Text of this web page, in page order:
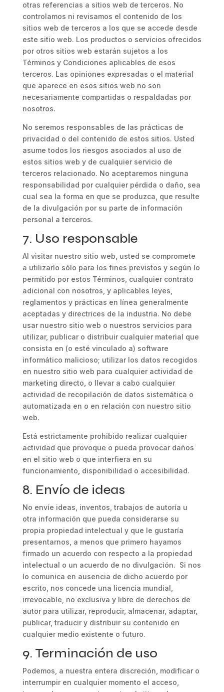
otras referencias a sitios web de terceros. No
controlamos ni revisamos el contenido de los
sitios web de terceros a los que se accede desde
este sitio web. Los productos o servicios ofrecidos
por otros sitios web estarán sujetos a los
Términos y Condiciones aplicables de esos
terceros. Las opiniones expresadas o el material
que aparece en esos sitios web no son
necesariamente compartidas o respaldadas por
nosotros.
No seremos responsables de las prácticas de
privacidad o del contenido de estos sitios. Usted
asume todos los riesgos asociados al uso de
estos sitios web y de cualquier servicio de
terceros relacionado. No aceptaremos ninguna
responsabilidad por cualquier pérdida o daño, sea
cual sea la forma en que se produzca, que resulte
de la divulgación por su parte de información
personal a terceros.
7. Uso responsable
Al visitar nuestro sitio web, usted se compromete
a utilizarlo sólo para los fines previstos y según lo
permitido por estos Términos, cualquier contrato
adicional con nosotros, y aplicables leyes,
reglamentos y prácticas en línea generalmente
aceptadas y directrices de la industria. No debe
usar nuestro sitio web o nuestros servicios para
utilizar, publicar o distribuir cualquier material que
consista en (o esté vinculado a) software
informático malicioso; utilizar los datos recogidos
en nuestro sitio web para cualquier actividad de
marketing directo, o llevar a cabo cualquier
actividad de recopilación de datos sistemática o
automatizada en o en relación con nuestro sitio
web.
Está estrictamente prohibido realizar cualquier
actividad que provoque o pueda provocar daños
en el sitio web o que interfiera en su
funcionamiento, disponibilidad o accesibilidad.
8. Envío de ideas
No envíe ideas, inventos, trabajos de autoría u
otra información que pueda considerarse su
propia propiedad intelectual y que le gustaría
presentarnos, a menos que primero hayamos
firmado un acuerdo con respecto a la propiedad
intelectual o un acuerdo de no divulgación. Si nos
lo comunica en ausencia de dicho acuerdo por
escrito, nos concede una licencia mundial,
irrevocable, no exclusiva y libre de derechos de
autor para utilizar, reproducir, almacenar, adaptar,
publicar, traducir y distribuir su contenido en
cualquier medio existente o futuro.
9. Terminación de uso
Podemos, a nuestra entera discreción, modificar o
interrumpir en cualquier momento el acceso,